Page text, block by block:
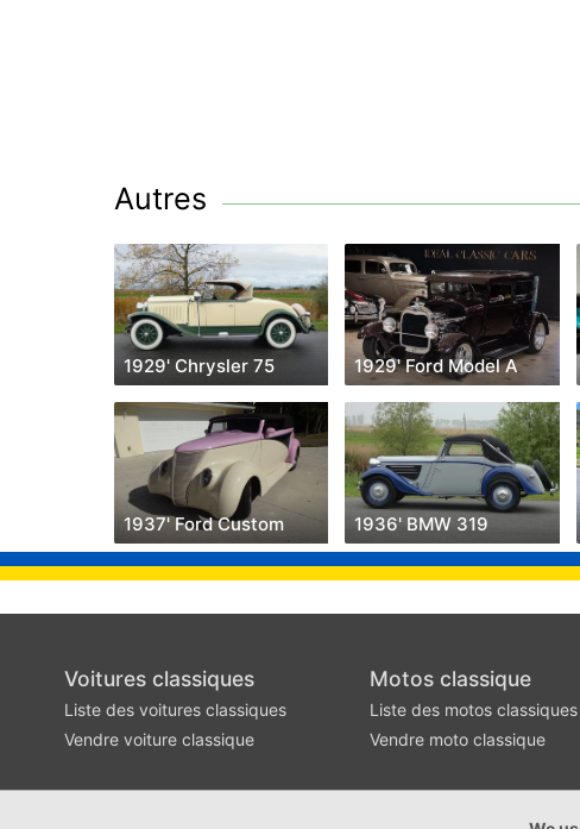
Autres
1929' Chrysler 75 1929' Ford Model A
1937' Ford Custom 1936' BMW 319
Voitures classiques
Liste des voitures classiques
Vendre voiture classique
Motos classique
Liste des motos classiques
Vendre moto classique